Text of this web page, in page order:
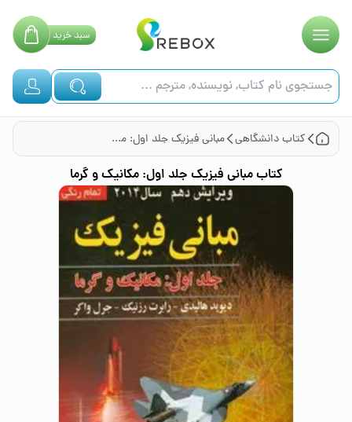
سبدخرید
کتابدانشگاهی مبانی فیزیک جلد اول: مکانیک و گرما
کتابمبانی فیزیک جلد اول: مکانیک و گرما